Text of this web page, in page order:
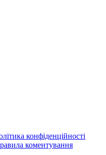
конфіденційності
коментування